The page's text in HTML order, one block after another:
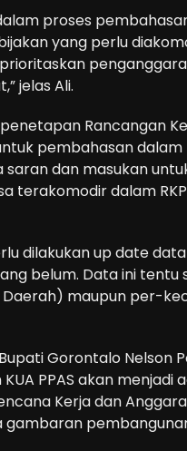
proses
yang perlu
jelas Ali.
Rancangan
pembahasan
saran dan masukan
terakomodir dalam
dilakukan up date
belum. Data ini tentu
Daerah) maupun per-
Gorontalo Nelson
PPAS akan
Kerja dan